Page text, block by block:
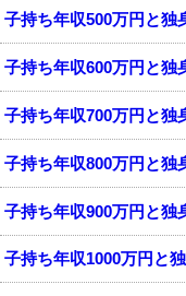
子持ち年収500万円と独
子持ち年収600万円と独
子持ち年収700万円と独
子持ち年収800万円と独
子持ち年収900万円と独
子持ち年収1000万円と